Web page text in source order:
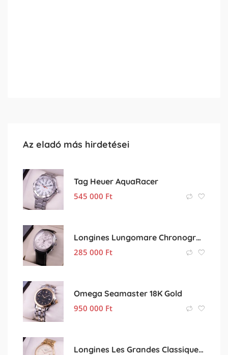
Az eladó más hirdetései
Tag Heuer AquaRacer
545 000 Ft
Longines Lungomare Chronograph
285 000 Ft
Omega Seamaster 18K Gold
950 000 Ft
Longines Les Grandes Classiques Golden